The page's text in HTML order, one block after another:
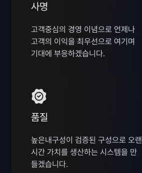
사명
고객중심의 경영 이념으로 언제나
고객의 이익을 최우선으로 여기며
기대에 부응하겠습니다.
품질
높은내구성이 검증된 구성으로 오랜
시간 가치를 생산하는 시스템을 만
들겠습니다.